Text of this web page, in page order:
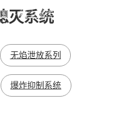
) -粉尘爆炸防护系列
统
灭系统
无焰泄放系列
爆炸抑制系统